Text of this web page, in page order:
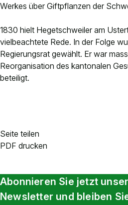
Werkes über Giftpflanzen der
1830 hielt Hegetschweiler am
vielbeachtete Rede. In der Folge
Regierungsrat gewählt. Er war
Reorganisation des kantonalen
beteiligt.
Seite teilen
PDF drucken
Abonnieren Sie jetzt
Newsletter und bleiben